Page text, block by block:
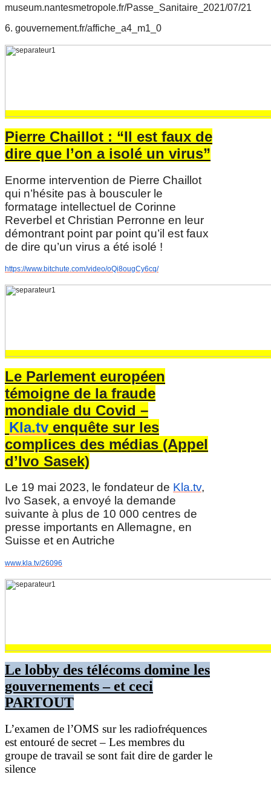
museum.nantesmetropole.fr/Passe_Sanitaire_2021/07/21
6. gouvernement.fr/affiche_a4_m1_0
Pierre Chaillot : “Il est faux de
dire que l’on a isolé un virus”
Enorme intervention de Pierre Chaillot
qui n’hésite pas à bousculer le
formatage intellectuel de Corinne
Reverbel et Christian Perronne en leur
démontrant point par point qu’il est faux
de dire qu’un virus a été isolé !
https://www.bitchute.com/video/oQi8ougCy6cq/
Le Parlement européen
témoigne de la fraude
mondiale du Covid –
Kla.tv enquête sur les
complices des médias (Appel
d’Ivo Sasek)
Le 19 mai 2023, le fondateur de Kla.tv,
Ivo Sasek, a envoyé la demande
suivante à plus de 10 000 centres de
presse importants en Allemagne, en
Suisse et en Autriche
www.kla.tv/26096
Le lobby des télécoms domine les
gouvernements – et ceci
PARTOUT
L’examen de l’OMS sur les radiofréquences
est entouré de secret – Les membres du
groupe de travail se sont fait dire de garder le
silence